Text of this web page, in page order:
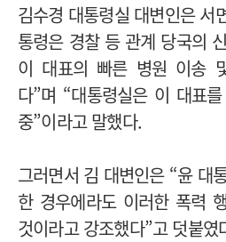
김수경 대통령실 대변인은 서
통령은 경찰 등 관계 당국의
이 대표의 빠른 병원 이송
다”며 “대통령실은 이 대표
중”이라고 말했다.
그러면서 김 대변인은 “윤 대
한 경우에라도 이러한 폭력
것이라고 강조했다”고 덧붙였